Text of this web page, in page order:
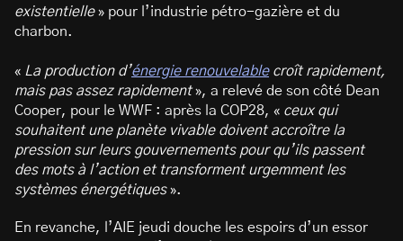
existentielle» pour l’industrie pétro-gazière et du
charbon.
« La production d’énergie renouvelablecroît rapidement,
mais pas assez rapidement», a relevé de son côté Dean
Cooper, pour le WWF : après la COP28, « ceux qui
souhaitent une planète vivable doivent accroître la
pression sur leurs gouvernements pour qu’ils passent
des mots à l’action et transforment urgemment les
systèmes énergétiques».
En revanche, l’AIE jeudi douche les espoirs d’un essor